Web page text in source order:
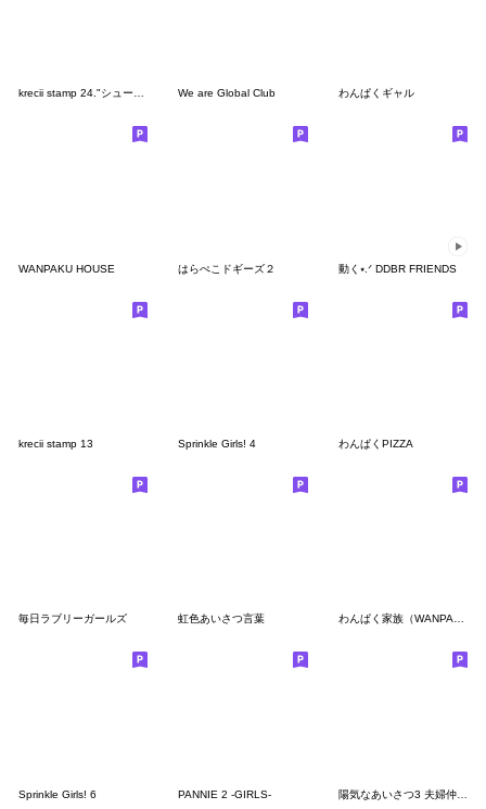
krecii stamp 24."シュールな会話" We are Global Club わんぱくギャル
WANPAKU HOUSE はらぺこドギーズ２ 動く⭑.ᐟ DDBR FRIENDS
krecii stamp 13 Sprinkle Girls! 4 わんぱくPIZZA
毎日ラブリーガールズ 虹色あいさつ言葉 わんぱく家族（WANPAKU HOUSE）
Sprinkle Girls! 6 PANNIE 2 -GIRLS- 陽気なあいさつ3 夫婦仲良くver.